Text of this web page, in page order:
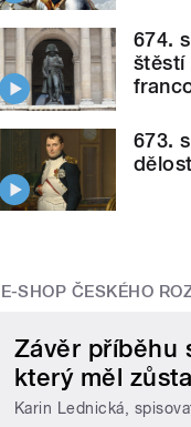
674.
štěstí
673.
E-SHOP ČESKÉHO
Závěr příběhu
který měl
Karin Lednická,